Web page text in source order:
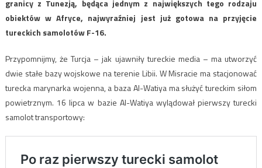
granicy z Tunezją, będąca jednym z największych tego rodzaju
obiektów w Afryce, najwyraźniej jest już gotowa na przyjęcie
tureckich samolotów F-16.
Przypomnijmy, że Turcja – jak ujawniły tureckie media – ma utworzyć
dwie stałe bazy wojskowe na terenie Libii. W Misracie ma stacjonować
turecka marynarka wojenna, a baza Al-Watiya ma służyć tureckim siłom
powietrznym. 16 lipca w bazie Al-Watiya wylądował pierwszy turecki
samolot transportowy: